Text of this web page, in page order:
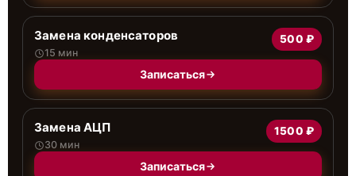
Замена конденсаторов
15 мин
500 ₽
Записаться
Замена АЦП
30 мин
1500 ₽
Записаться